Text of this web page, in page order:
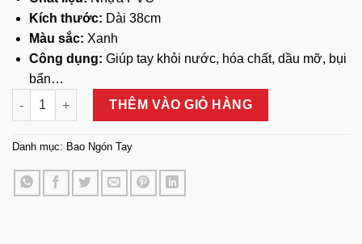
Kích thước: Dài 38cm
Màu sắc: Xanh
Công dụng: Giúp tay khỏi nước, hóa chất, dầu mỡ, bụi
bẩn…
Ống Tay Nhựa PVC Chống Hóa Chất số lượng
THÊM VÀO GIỎ HÀNG
Danh mục: Bao Ngón Tay